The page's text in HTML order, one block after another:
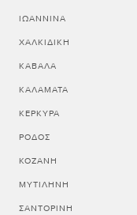
ΙΩΑΝΝΙΝΑ
ΧΑΛΚΙΔΙΚΗ
ΚΑΒΑΛΑ
ΚΑΛΑΜΑΤΑ
ΚΕΡΚΥΡΑ
ΡΟΔΟΣ
ΚΟΖΑΝΗ
ΜΥΤΙΛΗΝΗ
ΣΑΝΤΟΡΙΝΗ